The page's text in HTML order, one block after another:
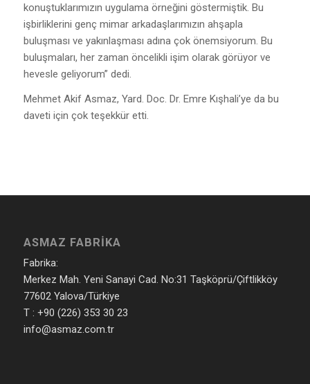
konuştuklarımızın uygulama örneğini göstermiştik. Bu
işbirliklerini genç mimar arkadaşlarımızın ahşapla
buluşması ve yakınlaşması adına çok önemsiyorum. Bu
buluşmaları, her zaman öncelikli işim olarak görüyor ve
hevesle geliyorum” dedi.
Mehmet Akif Asmaz, Yard. Doc. Dr. Emre Kışhali’ye da bu
daveti için çok teşekkür etti.
ASMAZ FABRIKA
Fabrika:
Merkez Mah. Yeni Sanayi Cad. No:31 Taşköprü/Çiftlikköy
77602 Yalova/Türkiye
T : +90 (226) 353 30 23
info@asmaz.com.tr